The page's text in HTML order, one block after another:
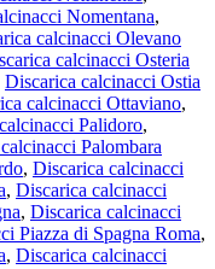
Nomentana,
calcinacci Olevano
calcinacci Osteria
Discarica calcinacci Ostia
calcinacci Ottaviano,
Palidoro,
Palombara
, Discarica calcinacci
, Discarica calcinacci
, Discarica calcinacci
Piazza di Spagna Roma,
, Discarica calcinacci